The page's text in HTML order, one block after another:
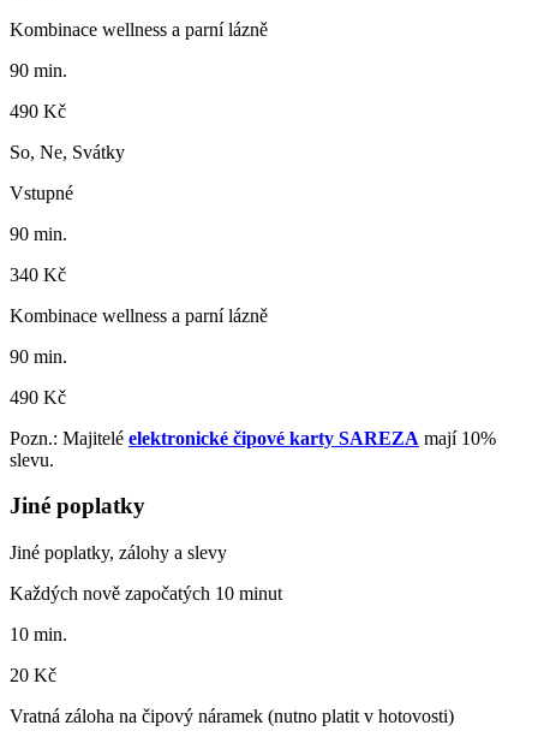
Kombinace wellness a parní lázně
90 min.
490 Kč
So, Ne, Svátky
Vstupné
90 min.
340 Kč
Kombinace wellness a parní lázně
90 min.
490 Kč
Pozn.: Majitelé elektronické čipové karty SAREZA mají 10%
slevu.
Jiné poplatky
Jiné poplatky, zálohy a slevy
Každých nově započatých 10 minut
10 min.
20 Kč
Vratná záloha na čipový náramek (nutno platit v hotovosti)